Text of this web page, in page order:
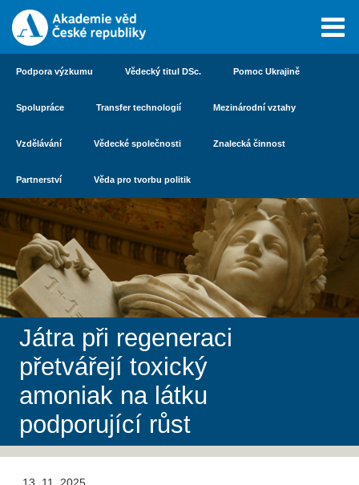
Podpora výzkumu Vědecký titul DSc. Pomoc Ukrajině
Spolupráce Transfer technologií Mezinárodní vztahy
Vzdělávání Vědecké společnosti Znalecká činnost
Partnerství Věda pro tvorbu politik
Játra při regeneraci
přetvářejí toxický
amoniak na látku
podporující růst